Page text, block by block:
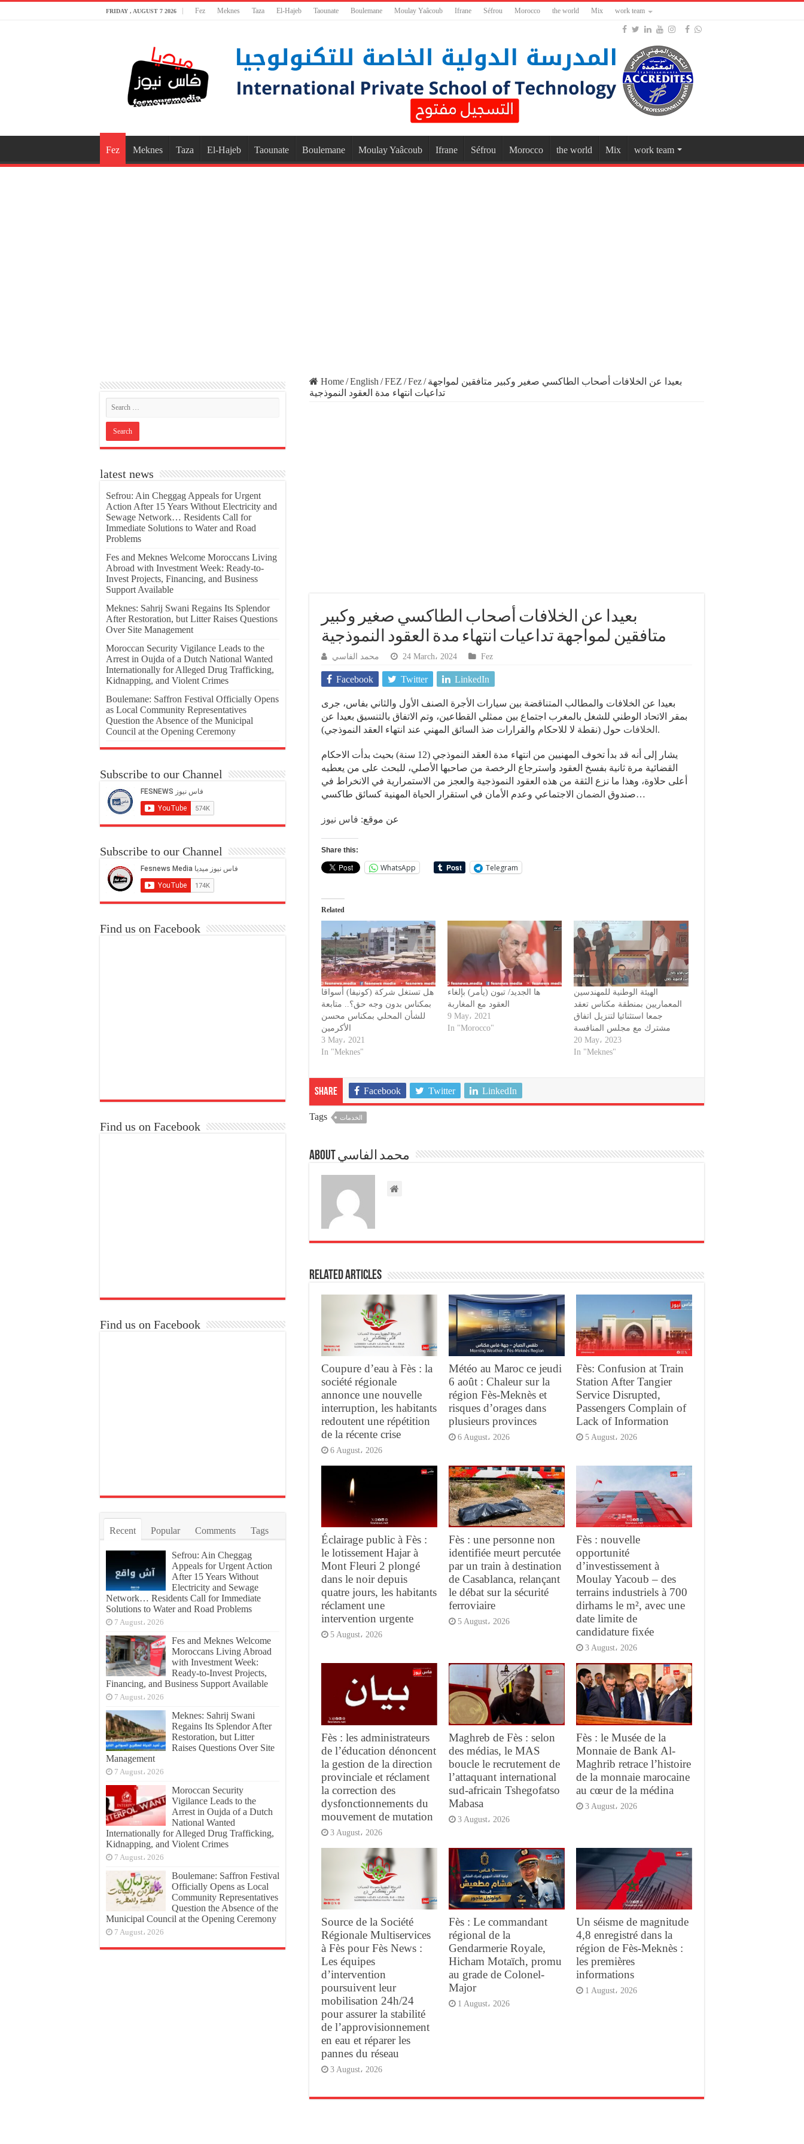
FRIDAY , AUGUST 7 2026 Fez Meknes Taza El-Hajeb Taounate Boulemane Moulay Yaâcoub Ifrane Séfrou Morocco the world Mix work team
Fez Meknes Taza El-Hajeb Taounate Boulemane Moulay Yaâcoub Ifrane Séfrou Morocco the world Mix work team
Home/English /FEZ /Fez/ بعيدا عن الخلافات أصحاب الطاكسي صغير وكبير متافقين لمواجهة
تداعيات انتهاء مدة العقود النموذجية
بعيدا عن الخلافات أصحاب الطاكسي صغير وكبير
متافقين لمواجهة تداعيات انتهاء مدة العقود النموذجية
محمد الفاسي 24 March، 2024 Fez
Facebook Twitter LinkedIn
بعيدا عن الخلافات والمطالب المتناقضة بين سيارات الأجرة الصنف الأول والثاني بفاس، جرى
بمقر الاتحاد الوطني للشغل بالمغرب اجتماع بين ممثلي القطاعين، وتم الاتفاق بالتنسيق بعيدا عن
الخلافات حول (نقطة لا للاحكام والقرارات ضذ السائق المهني عند انتهاء العقد النموذجي).
يشار إلى أنه قد بدأ تخوف المهنيين من انتهاء مدة العقد النموذجي (12 سنة) بحيث بدأت الاحكام
القضائية مرة ثانية بفسخ العقود واسترجاع الرخصة من صاحبها الأصلي، للبحث على من يعطيه
أعلى حلاوة، وهذا ما نزع الثقة من هذه العقود النموذجية والعجز من الاستمرارية في الانخراط في
صندوق الضمان الاجتماعي وعدم الأمان في استقرار الحياة المهنية كسائق طاكسي…
عن موقع: فاس نيوز
Share this:
WhatsApp Telegram
Related
هل تستغل شركة (كونيفا) أسواقا
بمكناس بدون وجه حق؟.. متابعة
للشأن المحلي بمكناس محسن
الأكرمين
3 May، 2021
In "Meknes"
ها الجديد/ تبون (يأمر) بإلغاء
العقود مع المغاربة
9 May، 2021
In "Morocco"
الهيئة الوطنية للمهندسين
المعماريين بمنطقة مكناس تعقد
جمعا استثنائيا لتنزيل اتفاق
مشترك مع مجلس المنافسة
20 May، 2023
In "Meknes"
Share Facebook Twitter LinkedIn
Tags الخدمات
About محمد الفاسي
Related Articles
Coupure d’eau à Fès : la
société régionale
annonce une nouvelle
interruption, les habitants
redoutent une répétition
de la récente crise
6 August، 2026
Météo au Maroc ce jeudi
6 août : Chaleur sur la
région Fès-Meknès et
risques d’orages dans
plusieurs provinces
6 August، 2026
Fès: Confusion at Train
Station After Tangier
Service Disrupted,
Passengers Complain of
Lack of Information
5 August، 2026
Éclairage public à Fès :
le lotissement Hajar à
Mont Fleuri 2 plongé
dans le noir depuis
quatre jours, les habitants
réclament une
intervention urgente
5 August، 2026
Fès : une personne non
identifiée meurt percutée
par un train à destination
de Casablanca, relançant
le débat sur la sécurité
ferroviaire
5 August، 2026
Fès : nouvelle
opportunité
d’investissement à
Moulay Yacoub – des
terrains industriels à 700
dirhams le m², avec une
date limite de
candidature fixée
3 August، 2026
Fès : les administrateurs
de l’éducation dénoncent
la gestion de la direction
provinciale et réclament
la correction des
dysfonctionnements du
mouvement de mutation
3 August، 2026
Maghreb de Fès : selon
des médias, le MAS
boucle le recrutement de
l’attaquant international
sud-africain Tshegofatso
Mabasa
3 August، 2026
Fès : le Musée de la
Monnaie de Bank Al-
Maghrib retrace l’histoire
de la monnaie marocaine
au cœur de la médina
3 August، 2026
Source de la Société
Régionale Multiservices
à Fès pour Fès News :
Les équipes
d’intervention
poursuivent leur
mobilisation 24h/24
pour assurer la stabilité
de l’approvisionnement
en eau et réparer les
pannes du réseau
3 August، 2026
Fès : Le commandant
régional de la
Gendarmerie Royale,
Hicham Motaïch, promu
au grade de Colonel-
Major
1 August، 2026
Un séisme de magnitude
4,8 enregistré dans la
région de Fès-Meknès :
les premières
informations
1 August، 2026
latest news
Sefrou: Ain Cheggag Appeals for Urgent
Action After 15 Years Without Electricity and
Sewage Network… Residents Call for
Immediate Solutions to Water and Road
Problems
Fes and Meknes Welcome Moroccans Living
Abroad with Investment Week: Ready-to-
Invest Projects, Financing, and Business
Support Available
Meknes: Sahrij Swani Regains Its Splendor
After Restoration, but Litter Raises Questions
Over Site Management
Moroccan Security Vigilance Leads to the
Arrest in Oujda of a Dutch National Wanted
Internationally for Alleged Drug Trafficking,
Kidnapping, and Violent Crimes
Boulemane: Saffron Festival Officially Opens
as Local Community Representatives
Question the Absence of the Municipal
Council at the Opening Ceremony
Subscribe to our Channel
Subscribe to our Channel
Find us on Facebook
Find us on Facebook
Find us on Facebook
Recent Popular Comments Tags
Sefrou: Ain Cheggag
Appeals for Urgent Action
After 15 Years Without
Electricity and Sewage
Network… Residents Call for Immediate
Solutions to Water and Road Problems
7 August، 2026
Fes and Meknes Welcome
Moroccans Living Abroad
with Investment Week:
Ready-to-Invest Projects,
Financing, and Business Support Available
7 August، 2026
Meknes: Sahrij Swani
Regains Its Splendor After
Restoration, but Litter
Raises Questions Over Site
Management
7 August، 2026
Moroccan Security
Vigilance Leads to the
Arrest in Oujda of a Dutch
National Wanted
Internationally for Alleged Drug Trafficking,
Kidnapping, and Violent Crimes
7 August، 2026
Boulemane: Saffron Festival
Officially Opens as Local
Community Representatives
Question the Absence of the
Municipal Council at the Opening Ceremony
7 August، 2026